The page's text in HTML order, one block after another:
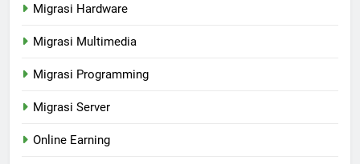
Migrasi Hardware
Migrasi Multimedia
Migrasi Programming
Migrasi Server
Online Earning